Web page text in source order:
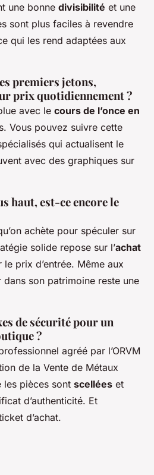
une bonne divisibilité et une
sont plus faciles à revendre
qui les rend adaptées aux
premiers jetons,
prix quotidiennement ?
avec le cours de l’once en
Vous pouvez suivre cette
qui actualisent le
avec des graphiques sur
haut, est-ce encore le
achète pour spéculer sur
solide repose sur l’achat
le prix d’entrée. Même aux
dans son patrimoine reste une
de sécurité pour un
?
agréé par l’ORVM
de la Vente de Métaux
les pièces sont scellées et
d’authenticité. Et
d’achat.